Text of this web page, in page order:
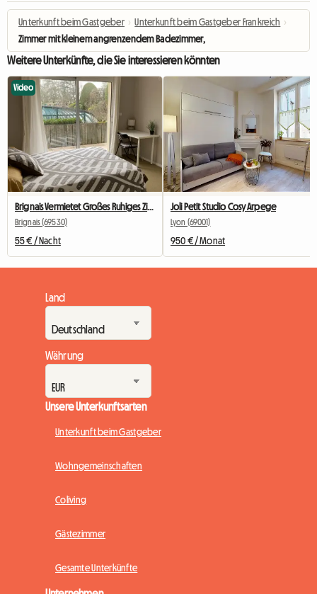
Unterkunft beim Gastgeber › Unterkunft beim Gastgeber Frankreich ›
Zimmer mit kleinem angrenzendem Badezimmer, 20 Minuten von La Doua
Weitere Unterkünfte, die Sie interessieren könnten
Video
Brignais Vermietet Großes Ruhiges Zimmer
Brignais (69530)
55 € / Nacht
Joli Petit Studio Cosy Arpege
Lyon (69001)
950 € / Monat
Land
Währung
Unsere Unterkunftsarten
Unterkunft beim Gastgeber
Wohngemeinschaften
Coliving
Gästezimmer
Gesamte Unterkünfte